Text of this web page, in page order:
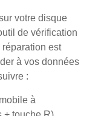
votre disque
de vérification
est
à vos données
:
à